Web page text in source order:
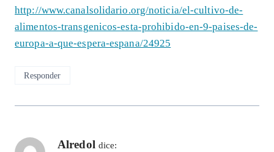
http://www.canalsolidario.org/noticia/el-cultivo-de-
alimentos-transgenicos-esta-prohibido-en-9-paises-de-
europa-a-que-espera-espana/24925
Responder
Alredol dice: